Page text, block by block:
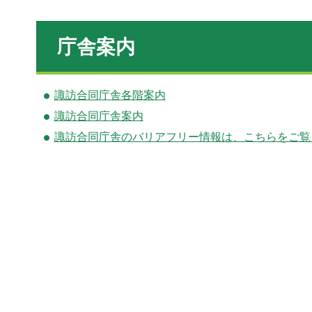
庁舎案内
諏訪合同庁舎各階案内
諏訪合同庁舎案内
諏訪合同庁舎のバリアフリー情報は、こちらをご